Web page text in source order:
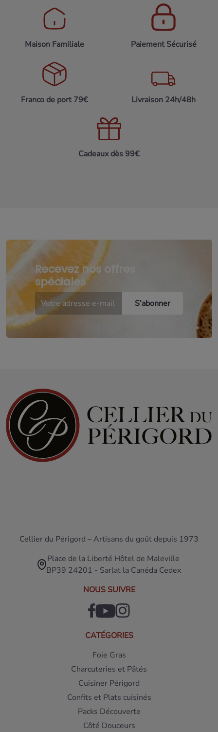
Maison Familiale Paiement Sécurisé
Franco de port 79€ Livraison 24h/48h
Cadeaux dès 99€
Recevez nos offres
spéciales
Cellier du Périgord – Artisans du goût depuis 1973
Place de la Liberté Hôtel de Maleville
BP39 24201 - Sarlat la Canéda Cedex
NOUS SUIVRE
CATÉGORIES
Foie Gras
Charcuteries et Pâtés
Cuisiner Périgord
Confits et Plats cuisinés
Packs Découverte
Côté Douceurs